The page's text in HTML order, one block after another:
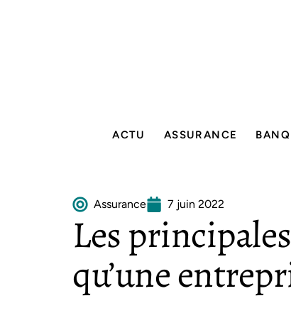
ACTU ASSURANCE
Assurance 7 juin 2022
Les
qu’une